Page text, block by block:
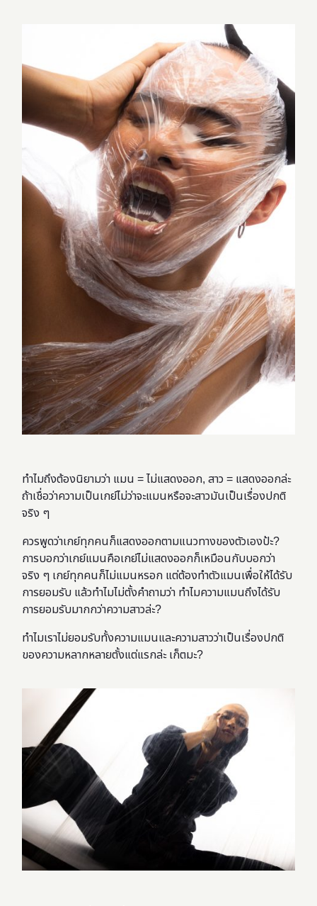
ทำไมถึงต้องนิยามว่า แมน = ไม่แสดงออก, สาว = แสดงออกล่ะ
ถ้าเชื่อว่าความเป็นเกย์ไม่ว่าจะแมนหรือจะสาวมันเป็นเรื่องปกติ
จริง ๆ
ควรพูดว่าเกย์ทุกคนก็แสดงออกตามแนวทางของตัวเองป้ะ?
การบอกว่าเกย์แมนคือเกย์ไม่แสดงออกก็เหมือนกับบอกว่า
จริง ๆ เกย์ทุกคนก็ไม่แมนหรอก แต่ต้องทำตัวแมนเพื่อให้ได้รับ
การยอมรับ แล้วทำไมไม่ตั้งคำถามว่า ทำไมความแมนถึงได้รับ
การยอมรับมากกว่าความสาวล่ะ?
ทำไมเราไม่ยอมรับทั้งความแมนและความสาวว่าเป็นเรื่องปกติ
ของความหลากหลายตั้งแต่แรกล่ะ เก็ตมะ?